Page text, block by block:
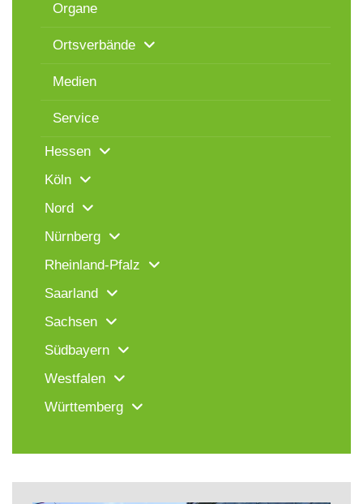
Organe
Ortsverbände
Medien
Service
Hessen
Köln
Nord
Nürnberg
Rheinland-Pfalz
Saarland
Sachsen
Südbayern
Westfalen
Württemberg